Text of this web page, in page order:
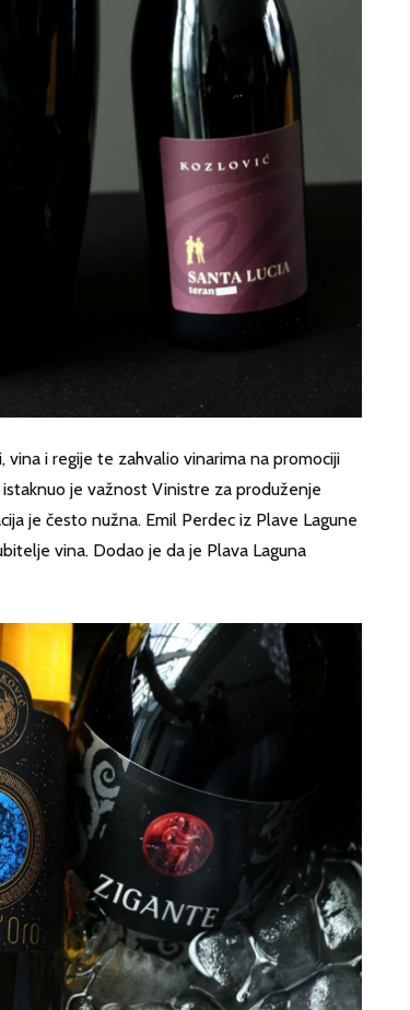
i regije te zahvalio vinarima na promociji
je važnost Vinistre za produženje
je često nužna. Emil Perdec iz Plave Lagune
vina. Dodao je da je Plava Laguna